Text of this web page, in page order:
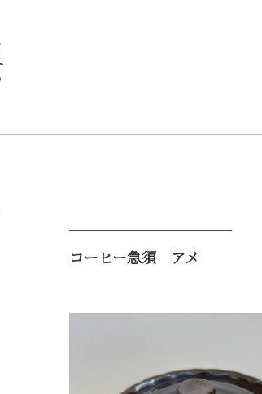
コーヒー急須 アメ